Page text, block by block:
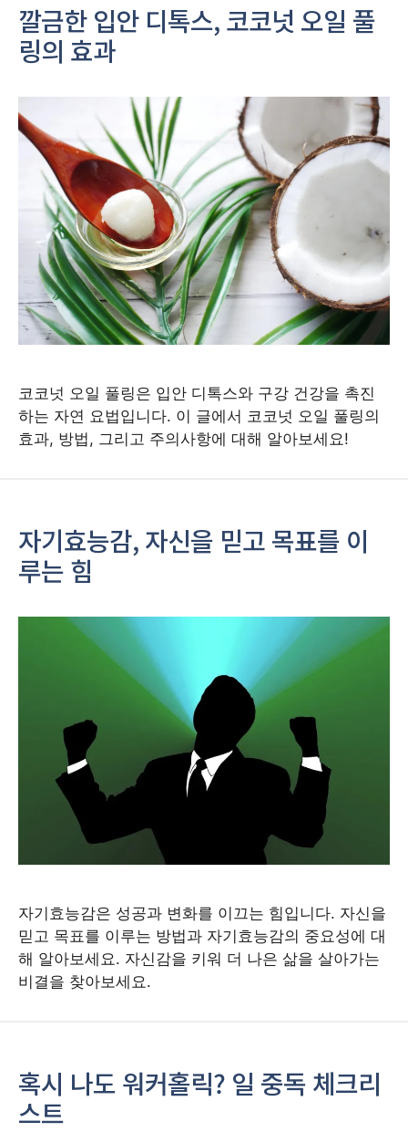
깔금한 입안 디톡스, 코코넛 오일 풀
링의 효과
코코넛 오일 풀링은 입안 디톡스와 구강 건강을 촉진
하는 자연 요법입니다. 이 글에서 코코넛 오일 풀링의
효과, 방법, 그리고 주의사항에 대해 알아보세요!
자기효능감, 자신을 믿고 목표를 이
루는 힘
자기효능감은 성공과 변화를 이끄는 힘입니다. 자신을
믿고 목표를 이루는 방법과 자기효능감의 중요성에 대
해 알아보세요. 자신감을 키워 더 나은 삶을 살아가는
비결을 찾아보세요.
혹시 나도 워커홀릭? 일 중독 체크리
스트